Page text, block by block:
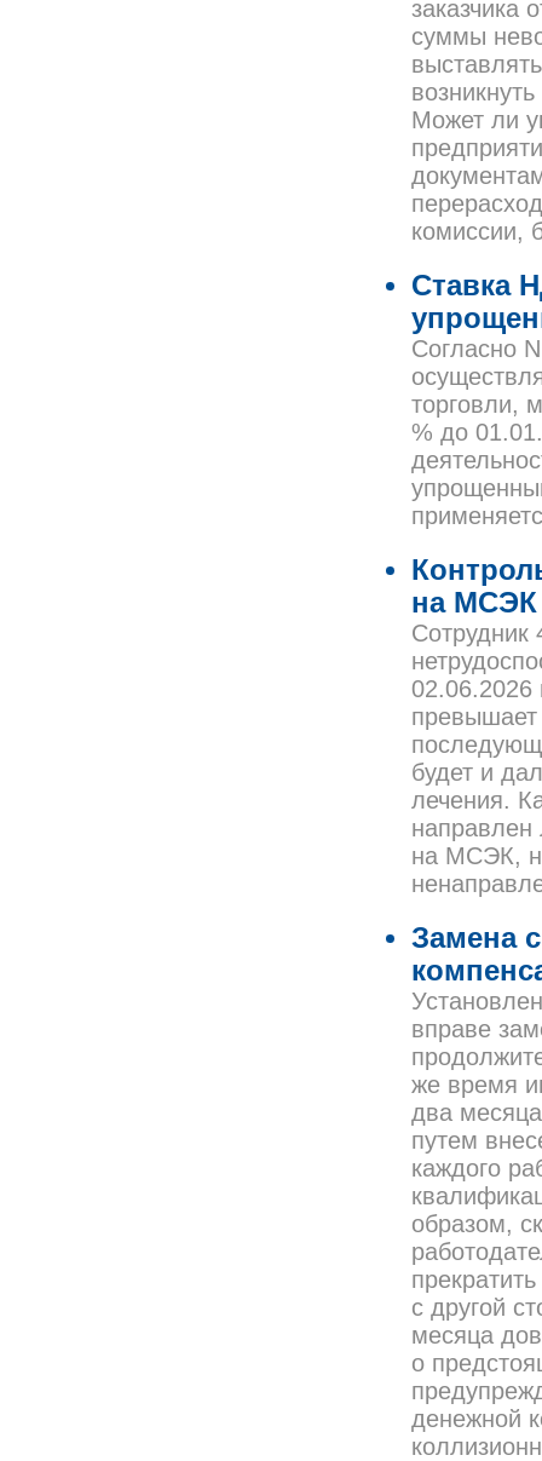
заказчика
суммы
Может ли
комиссии,
Ставка
Согласно
торговли,
% до
на МСЭК
Сотрудник
02.06.2026
превышает
будет и
лечения.
направлен
на МСЭК,
Замена
вправе
же время
два
путем
каждого
образом,
с другой
месяца
о
денежной